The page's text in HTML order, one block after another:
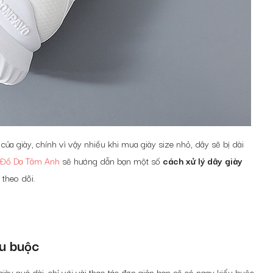
giày, chính vì vậy nhiều khi mua giày size nhỏ, dây sẽ bị dài
Đồ Da Tâm Anh sẽ hướng dẫn bạn một số cách xử lý dây giày
dõi.
buộc